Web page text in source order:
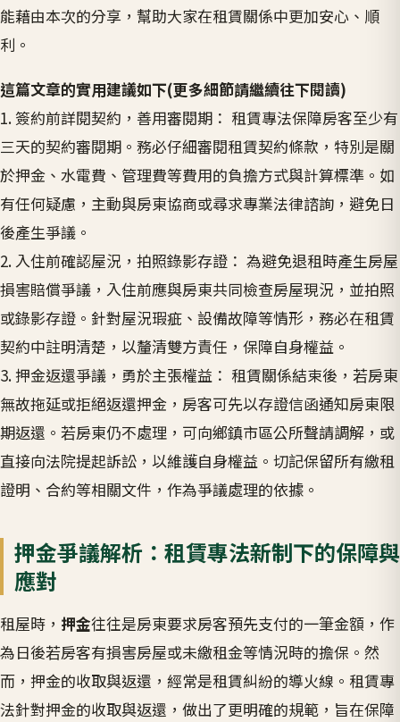
能藉由本次的分享，幫助大家在租賃關係中更加安心、順
利。
這篇文章的實用建議如下(更多細節請繼續往下閱讀)
1. 簽約前詳閱契約，善用審閱期： 租賃專法保障房客至少有
三天的契約審閱期。務必仔細審閱租賃契約條款，特別是關
於押金、水電費、管理費等費用的負擔方式與計算標準。如
有任何疑慮，主動與房東協商或尋求專業法律諮詢，避免日
後產生爭議。
2. 入住前確認屋況，拍照錄影存證： 為避免退租時產生房屋
損害賠償爭議，入住前應與房東共同檢查房屋現況，並拍照
或錄影存證。針對屋況瑕疵、設備故障等情形，務必在租賃
契約中註明清楚，以釐清雙方責任，保障自身權益。
3. 押金返還爭議，勇於主張權益： 租賃關係結束後，若房東
無故拖延或拒絕返還押金，房客可先以存證信函通知房東限
期返還。若房東仍不處理，可向鄉鎮市區公所聲請調解，或
直接向法院提起訴訟，以維護自身權益。切記保留所有繳租
證明、合約等相關文件，作為爭議處理的依據。
押金爭議解析：租賃專法新制下的保障與
應對
租屋時， 押金往往是房東要求房客預先支付的一筆金額，作
為日後若房客有損害房屋或未繳租金等情況時的擔保。然
而，押金的收取與返還，經常是租賃糾紛的導火線。租賃專
法針對押金的收取與返還，做出了更明確的規範，旨在保障